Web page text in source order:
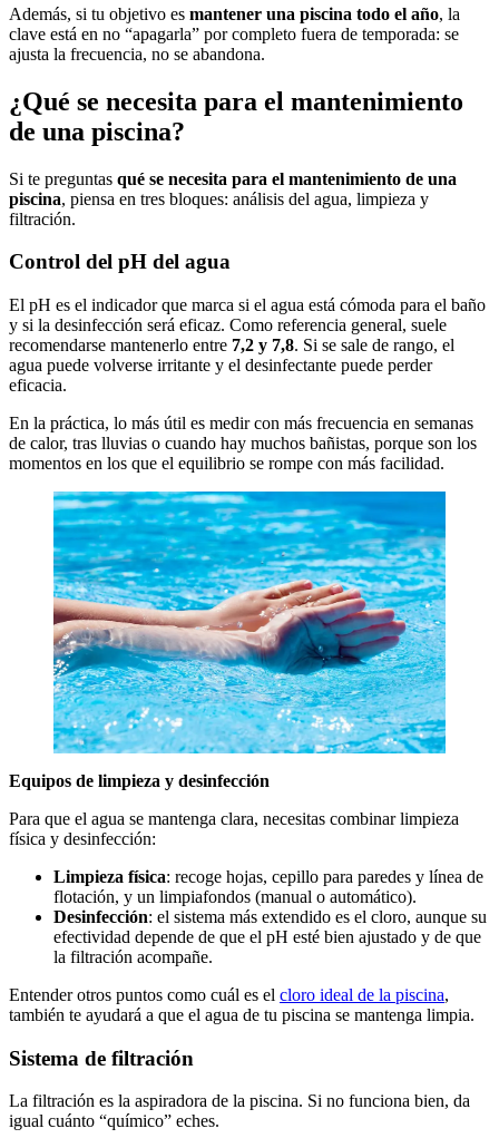
Además, si tu objetivo es mantener una piscina todo el año, la
clave está en no “apagarla” por completo fuera de temporada: se
ajusta la frecuencia, no se abandona.
¿Qué se necesita para el mantenimiento
de una piscina?
Si te preguntas qué se necesita para el mantenimiento de una
piscina, piensa en tres bloques: análisis del agua, limpieza y
filtración.
Control del pH del agua
El pH es el indicador que marca si el agua está cómoda para el baño
y si la desinfección será eficaz. Como referencia general, suele
recomendarse mantenerlo entre 7,2 y 7,8. Si se sale de rango, el
agua puede volverse irritante y el desinfectante puede perder
eficacia.
En la práctica, lo más útil es medir con más frecuencia en semanas
de calor, tras lluvias o cuando hay muchos bañistas, porque son los
momentos en los que el equilibrio se rompe con más facilidad.
Equipos de limpieza y desinfección
Para que el agua se mantenga clara, necesitas combinar limpieza
física y desinfección:
Limpieza física: recoge hojas, cepillo para paredes y línea de
flotación, y un limpiafondos (manual o automático).
Desinfección: el sistema más extendido es el cloro, aunque su
efectividad depende de que el pH esté bien ajustado y de que
la filtración acompañe.
Entender otros puntos como cuál es el cloro ideal de la piscina,
también te ayudará a que el agua de tu piscina se mantenga limpia.
Sistema de filtración
La filtración es la aspiradora de la piscina. Si no funciona bien, da
igual cuánto “químico” eches.